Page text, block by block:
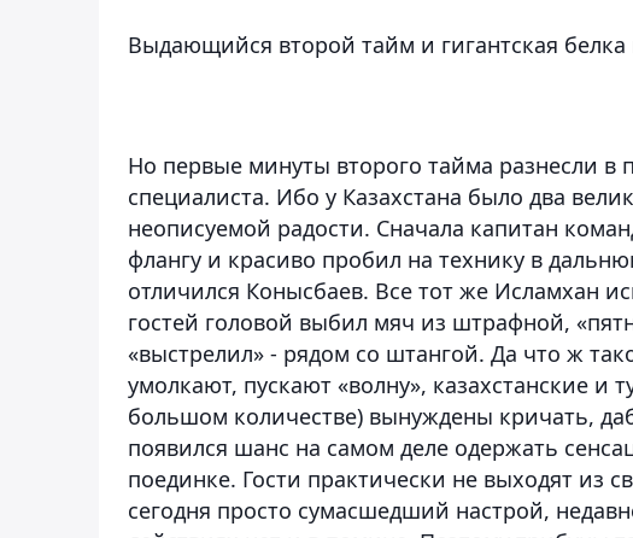
Выдающийся второй тайм и гигантская белка
Но первые минуты второго тайма разнесли в
специалиста. Ибо у Казахстана было два
неописуемой радости. Сначала капитан
флангу и красиво пробил на технику в
отличился Конысбаев. Все тот же Исламхан
гостей головой выбил мяч из штрафной,
«выстрелил» - рядом со штангой. Да что ж
умолкают, пускают «волну», казахстанские
большом количестве) вынуждены кричать,
появился шанс на самом деле одержать
поединке. Гости практически не выходят из
сегодня просто сумасшедший настрой,